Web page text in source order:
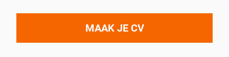
MAAK JE CV